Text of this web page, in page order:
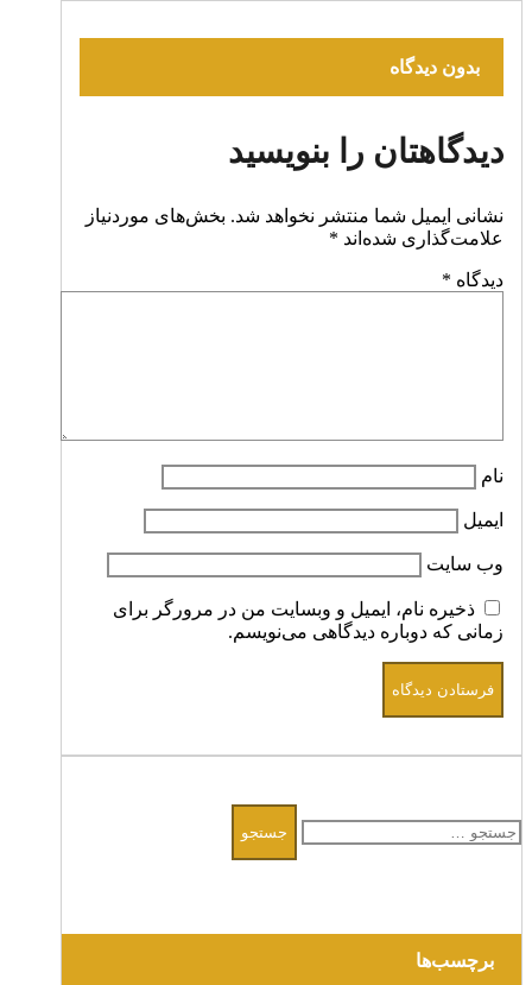
بدون دیدگاه
دیدگاهتان را بنویسید
نشانی ایمیل شما منتشر نخواهد شد. بخش‌های موردنیاز
علامت‌گذاری شده‌اند *
دیدگاه *
نام
ایمیل
وب‌ سایت
ذخیره نام، ایمیل و وبسایت من در مرورگر برای
زمانی که دوباره دیدگاهی می‌نویسم.
برای:
برچسب‌ها